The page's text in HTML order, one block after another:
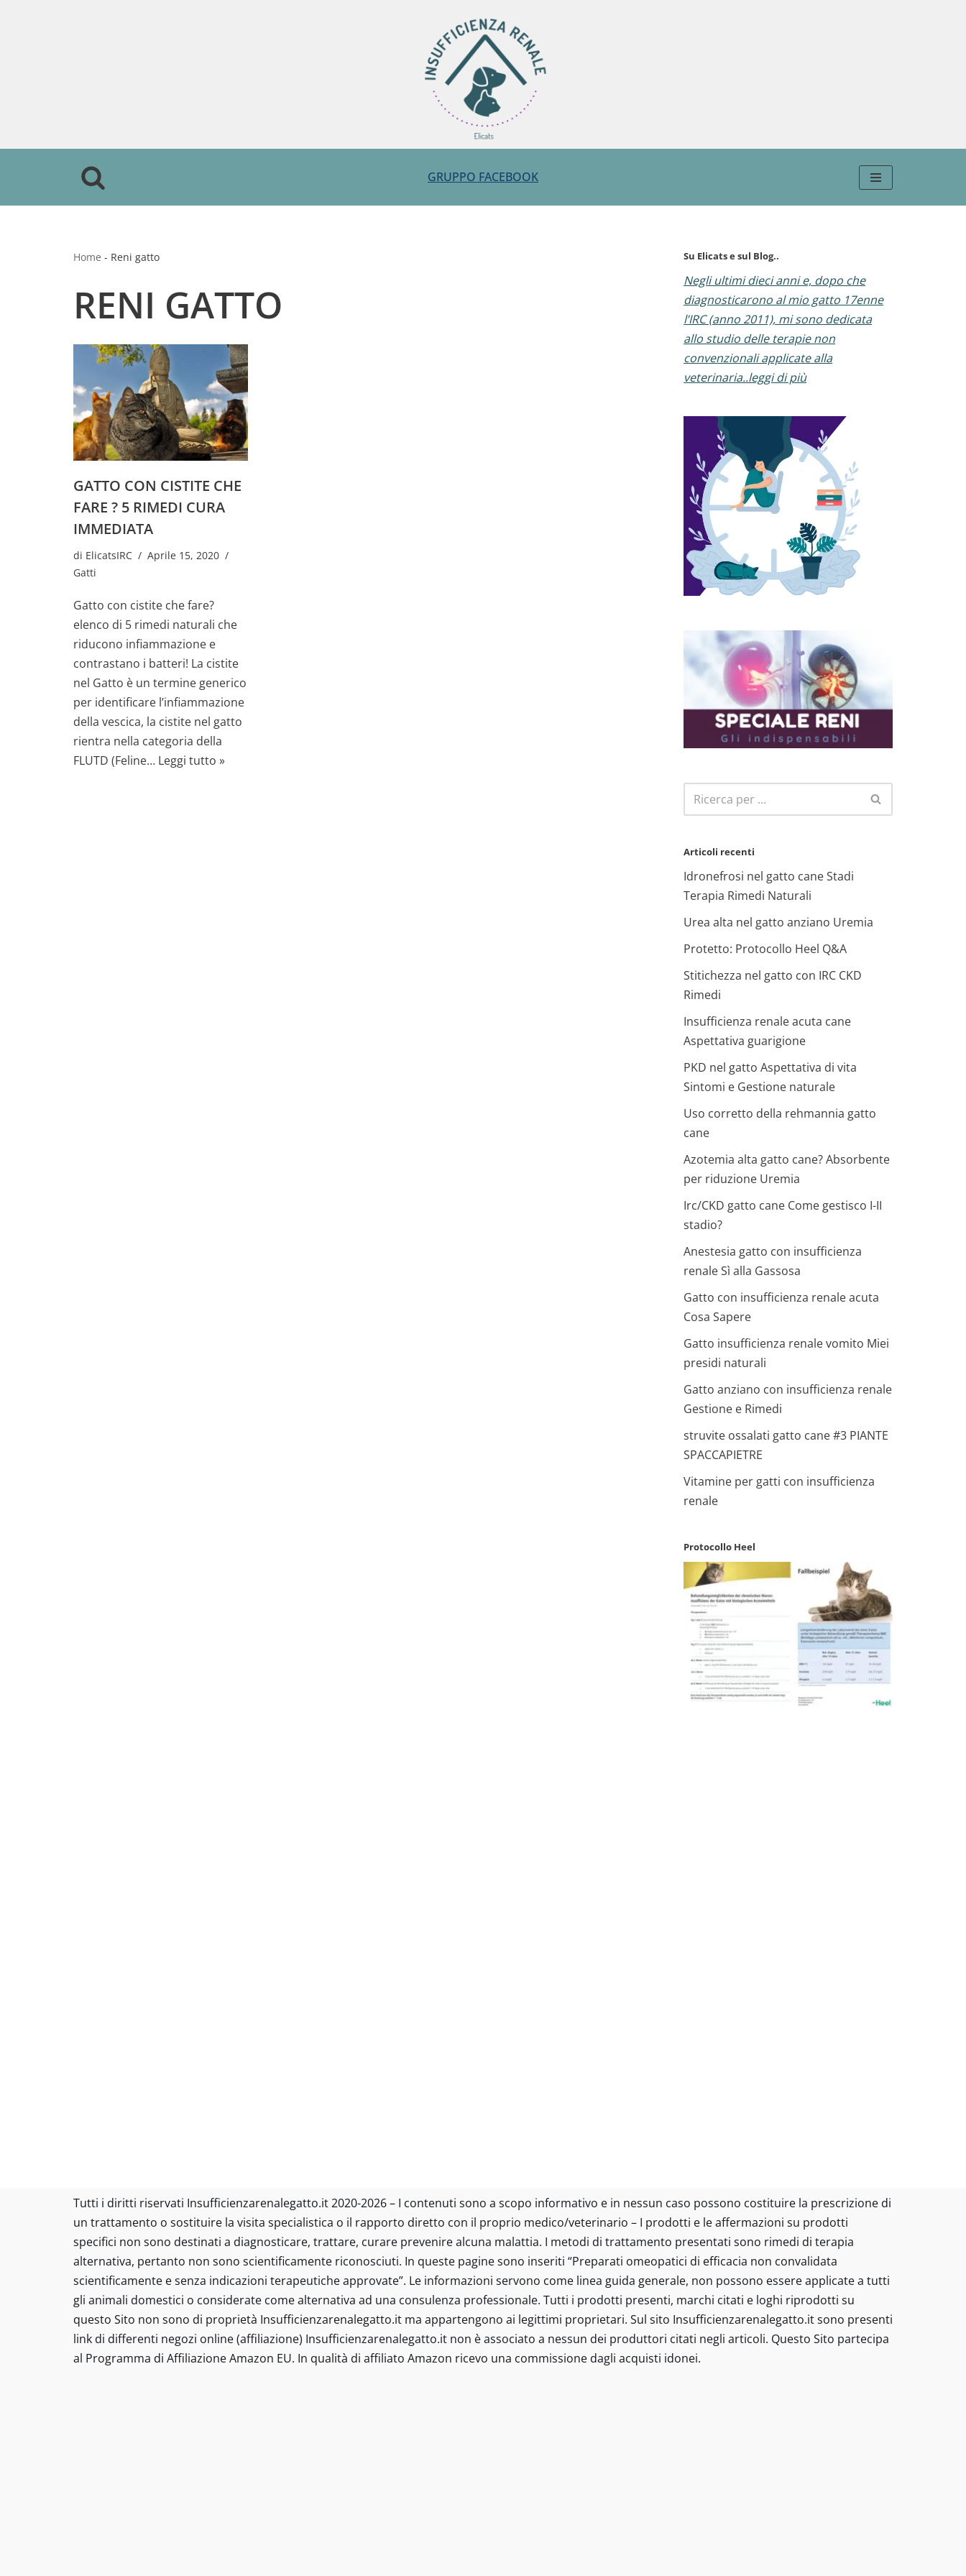
GRUPPO FACEBOOK
Home - Reni gatto
RENI GATTO
GATTO CON CISTITE CHE
FARE ? 5 RIMEDI CURA
IMMEDIATA
di ElicatsIRC
Aprile 15, 2020
Gatti
Gatto con cistite che fare?
elenco di 5 rimedi naturali che
riducono infiammazione e
contrastano i batteri! La cistite
nel Gatto è un termine generico
per identificare l’infiammazione
della vescica, la cistite nel gatto
rientra nella categoria della
FLUTD (Feline… Leggi tutto »
Su Elicats e sul Blog..
Negli ultimi dieci anni e, dopo che
diagnosticarono al mio gatto 17enne
l’IRC (anno 2011), mi sono dedicata
allo studio delle terapie non
convenzionali applicate alla
veterinaria..leggi di più
Articoli recenti
Idronefrosi nel gatto cane Stadi
Terapia Rimedi Naturali
Urea alta nel gatto anziano Uremia
Protetto: Protocollo Heel Q&A
Stitichezza nel gatto con IRC CKD
Rimedi
Insufficienza renale acuta cane
Aspettativa guarigione
PKD nel gatto Aspettativa di vita
Sintomi e Gestione naturale
Uso corretto della rehmannia gatto
cane
Azotemia alta gatto cane? Absorbente
per riduzione Uremia
Irc/CKD gatto cane Come gestisco I-II
stadio?
Anestesia gatto con insufficienza
renale Sì alla Gassosa
Gatto con insufficienza renale acuta
Cosa Sapere
Gatto insufficienza renale vomito Miei
presidi naturali
Gatto anziano con insufficienza renale
Gestione e Rimedi
struvite ossalati gatto cane #3 PIANTE
SPACCAPIETRE
Vitamine per gatti con insufficienza
renale
Protocollo Heel
Tutti i diritti riservati Insufficienzarenalegatto.it 2020-2026 – I contenuti sono a scopo informativo e in nessun caso possono costituire la prescrizione di
un trattamento o sostituire la visita specialistica o il rapporto diretto con il proprio medico/veterinario – I prodotti e le affermazioni su prodotti
specifici non sono destinati a diagnosticare, trattare, curare prevenire alcuna malattia. I metodi di trattamento presentati sono rimedi di terapia
alternativa, pertanto non sono scientificamente riconosciuti. In queste pagine sono inseriti “Preparati omeopatici di efficacia non convalidata
scientificamente e senza indicazioni terapeutiche approvate”. Le informazioni servono come linea guida generale, non possono essere applicate a tutti
gli animali domestici o considerate come alternativa ad una consulenza professionale. Tutti i prodotti presenti, marchi citati e loghi riprodotti su
questo Sito non sono di proprietà Insufficienzarenalegatto.it ma appartengono ai legittimi proprietari. Sul sito Insufficienzarenalegatto.it sono presenti
link di differenti negozi online (affiliazione) Insufficienzarenalegatto.it non è associato a nessun dei produttori citati negli articoli. Questo Sito partecipa
al Programma di Affiliazione Amazon EU. In qualità di affiliato Amazon ricevo una commissione dagli acquisti idonei.